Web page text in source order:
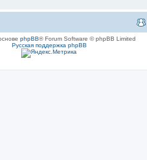
phpBB® Forum Software © phpBB Limited
Русская поддержка phpBB